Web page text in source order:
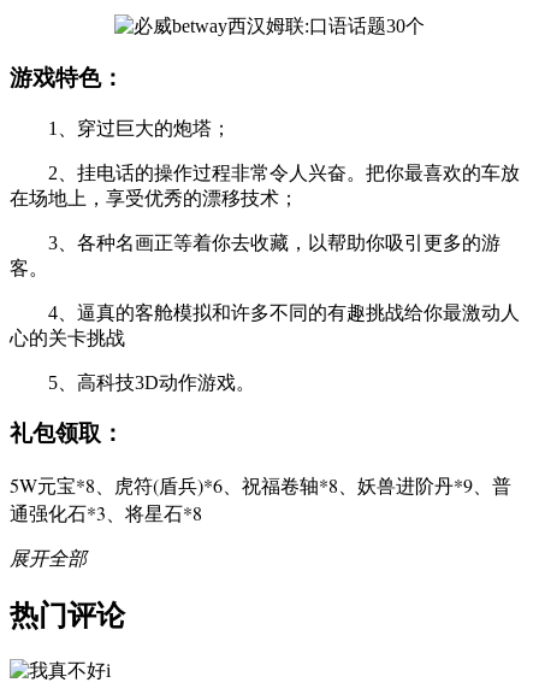
游戏特色：
1、穿过巨大的炮塔；
2、挂电话的操作过程非常令人兴奋。把你最喜欢的车放
在场地上，享受优秀的漂移技术；
3、各种名画正等着你去收藏，以帮助你吸引更多的游
客。
4、逼真的客舱模拟和许多不同的有趣挑战给你最激动人
心的关卡挑战
5、高科技3D动作游戏。
礼包领取：
5W元宝*8、虎符(盾兵)*6、祝福卷轴*8、妖兽进阶丹*9、普
通强化石*3、将星石*8
展开全部
热门评论